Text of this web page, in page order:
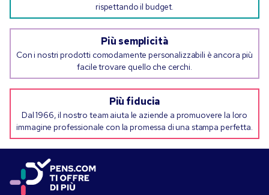
rispettando il budget.
Più semplicità
Con i nostri prodotti comodamente personalizzabili è ancora più
facile trovare quello che cerchi.
Più fiducia
Dal 1966, il nostro team aiuta le aziende a promuovere la loro
immagine professionale con la promessa di una stampa perfetta.